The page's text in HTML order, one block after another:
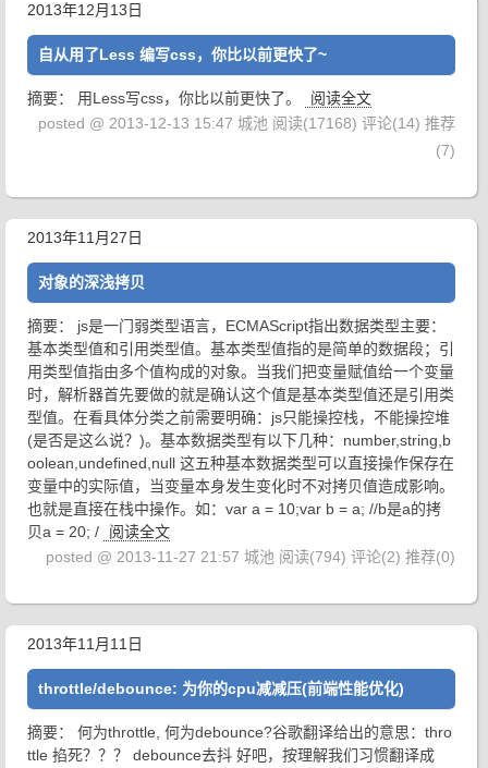
2013年12月13日
自从用了Less 编写css，你比以前更快了~
摘要： 用Less写css，你比以前更快了。
阅读全文
posted @ 2013-12-13 15:47 城池 阅读(17168) 评论(14) 推荐
(7)
2013年11月27日
对象的深浅拷贝
摘要： js是一门弱类型语言，ECMAScript指出数据类型主要：
基本类型值和引用类型值。基本类型值指的是简单的数据段；引
用类型值指由多个值构成的对象。当我们把变量赋值给一个变量
时，解析器首先要做的就是确认这个值是基本类型值还是引用类
型值。在看具体分类之前需要明确：js只能操控栈，不能操控堆
(是否是这么说？)。基本数据类型有以下几种：number,string,b
oolean,undefined,null 这五种基本数据类型可以直接操作保存在
变量中的实际值，当变量本身发生变化时不对拷贝值造成影响。
也就是直接在栈中操作。如：var a = 10;var b = a; //b是a的拷
贝a = 20; /
阅读全文
posted @ 2013-11-27 21:57 城池 阅读(794) 评论(2) 推荐(0)
2013年11月11日
throttle/debounce: 为你的cpu减减压(前端性能优化)
摘要： 何为throttle, 何为debounce?谷歌翻译给出的意思：thro
ttle 掐死？？？ debounce去抖 好吧，按理解我们习惯翻译成